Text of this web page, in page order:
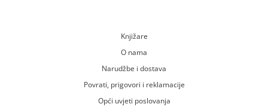
Knjižare
O nama
Narudžbe i dostava
Povrati, prigovori i reklamacije
Opći uvjeti poslovanja